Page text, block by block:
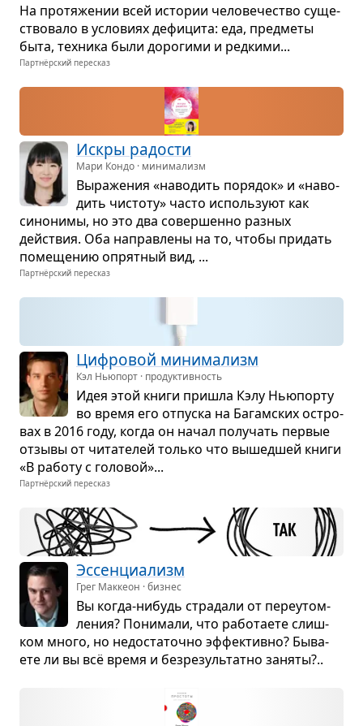
На про­тя­же­нии всей исто­рии чело­ве­че­ство суще­
ство­вало в усло­виях дефи­цита: еда, пред­меты
быта, тех­ника были доро­гими и ред­кими...
Партнёрский пересказ
Искры радо­сти
Мари Кондо · минимализм
Выра­же­ния «наво­дить поря­док» и «наво­
дить чистоту» часто исполь­зуют как
сино­нимы, но это два совер­шенно раз­ных
действия. Оба направ­лены на то, чтобы при­дать
поме­ще­нию опрят­ный вид, ...
Партнёрский пересказ
Циф­ро­вой мини­ма­лизм
Кэл Ньюпорт · продуктивность
Идея этой книги при­шла Кэлу Нью­порту
во время его отпуска на Багам­ских остро­
вах в 2016 году, когда он начал полу­чать пер­вые
отзывы от чита­те­лей только что вышед­шей книги
«В работу с голо­вой»...
Партнёрский пересказ
Эссен­ци­а­лизм
Грег Маккеон · бизнес
Вы когда-нибудь стра­дали от пере­у­том­
ле­ния? Пони­мали, что рабо­та­ете слиш­
ком много, но недо­ста­точно эффек­тивно? Быва­
ете ли вы всё время и без­ре­зуль­татно заняты?..